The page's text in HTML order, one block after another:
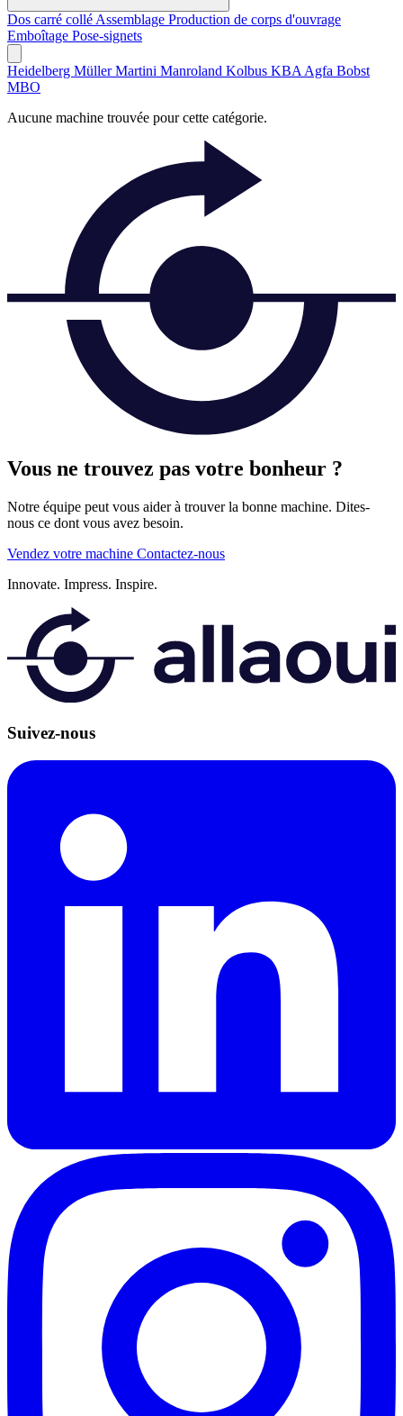
Dos carré collé Assemblage Production de corps d'ouvrage
Emboîtage Pose-signets
Heidelberg Müller Martini Manroland Kolbus KBA Agfa Bobst
MBO
Aucune machine trouvée pour cette catégorie.
Vous ne trouvez pas votre bonheur ?
Notre équipe peut vous aider à trouver la bonne machine. Dites-
nous ce dont vous avez besoin.
Vendez votre machine Contactez-nous
Innovate. Impress. Inspire.
Suivez-nous